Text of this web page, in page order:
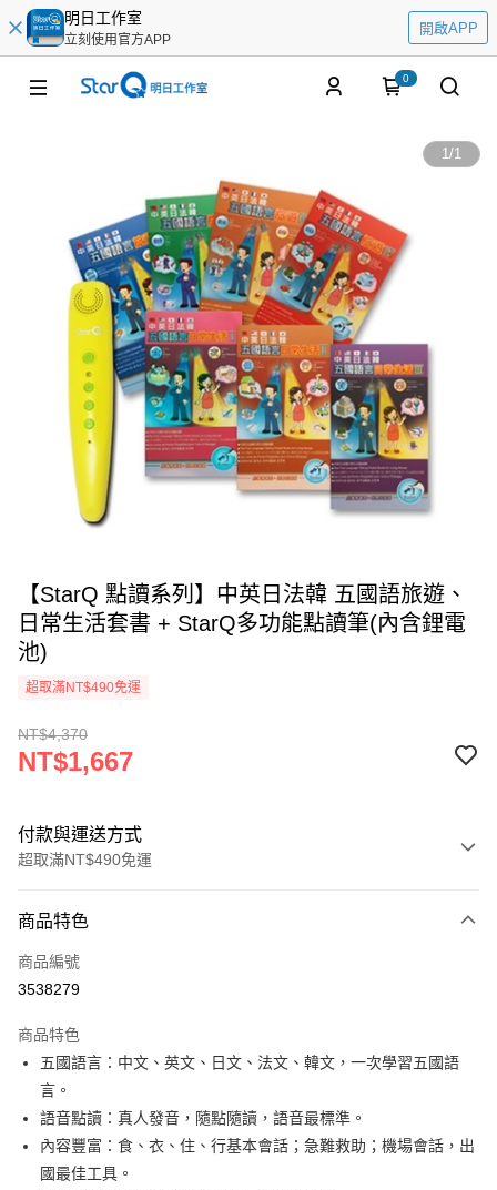
明日工作室
立刻使用官方APP
開啟APP
0
1/1
【StarQ 點讀系列】中英日法韓 五國語旅遊、
日常生活套書 + StarQ多功能點讀筆(內含鋰電
池)
超取滿NT$490免運
NT$4,370
NT$1,667
付款與運送方式
超取滿NT$490免運
信用卡一次付款
信用卡分期付款
合作金庫商業銀行
華南商業銀行
彰化商業銀行
上海商業儲蓄銀行
國泰世華商業銀行
兆豐國際商業銀行
臺灣中小企業銀行
台中商業銀行
匯豐（台灣）商業銀行
聯邦商業銀行
6 期 0 利率 每期
華南商業銀行
上海商業儲蓄銀行
台北富邦商業銀行
國泰世華商業銀行
兆豐國際商業銀行
臺灣中小企業銀行
12 期 0 利率 每期 NT$138 21家銀行
合作金庫商業銀行
第一商業銀行
上海商業儲蓄銀行
台北富邦商業銀行
國泰世華商業銀行
24 期 0 利率 每期NT$69
合作金庫商業銀行
第一商業銀行
華南商業銀行
超商取貨付款
商品特色
商品編號
3538279
商品特色
五國語言：中文、英文、日文、法文、韓文，一次學習五國語
言。
語音點讀：真人發音，隨點隨讀，語音最標準。
內容豐富：食、衣、住、行基本會話；急難救助；機場會話，出
國最佳工具。